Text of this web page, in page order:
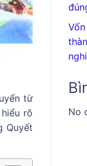
từ
rõ
Quyết
No